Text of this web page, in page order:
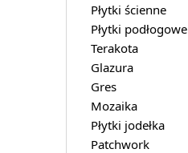
Płytki ścienne
Płytki podłogowe
Terakota
Glazura
Gres
Mozaika
Płytki jodełka
Patchwork